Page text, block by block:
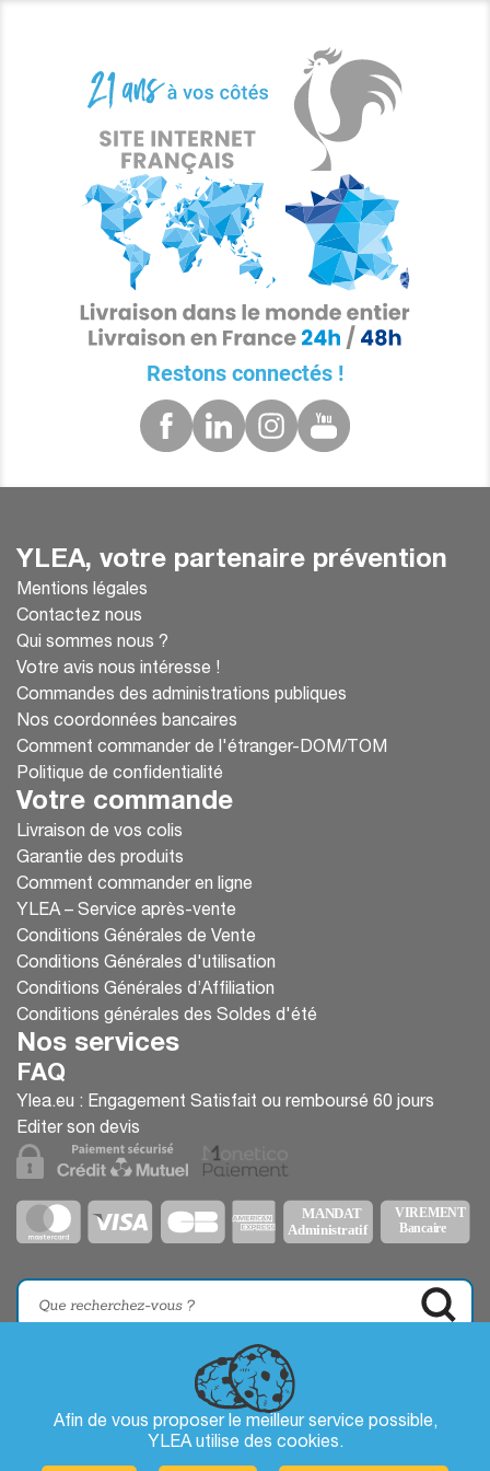
Afin de vous proposer le meilleur service possible,
YLEA utilise des cookies.
Restons connectés !
YLEA, votre partenaire prévention
Mentions légales
Contactez nous
Qui sommes nous ?
Votre avis nous intéresse !
Commandes des administrations publiques
Nos coordonnées bancaires
Comment commander de l'étranger-DOM/TOM
Politique de confidentialité
Votre commande
Livraison de vos colis
Garantie des produits
Comment commander en ligne
YLEA – Service après-vente
Conditions Générales de Vente
Conditions Générales d'utilisation
Conditions Générales d’Affiliation
Conditions générales des Soldes d'été
Nos services
FAQ
Ylea.eu : Engagement Satisfait ou remboursé 60 jours
Editer son devis